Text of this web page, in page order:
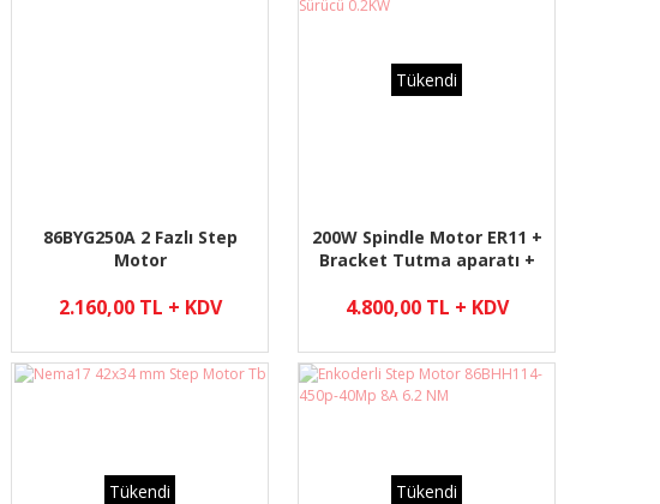
86BYG250A 2 Fazlı Step
Motor
2.160,00 TL + KDV
Tükendi
200W Spindle Motor ER11 +
Bracket Tutma aparatı +
4.800,00 TL + KDV
Tükendi Tükendi